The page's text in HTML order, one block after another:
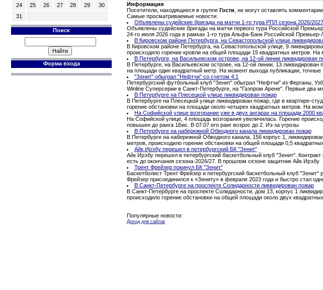
24
25 26 27 28 29
30
31
Поиск
Форма входа
Информация
Посетители, находящиеся в группе Гости , не могут оставлять
Самые просматриваемые новости:
Объявлены судейские бригады на матчи 1-го тура РПЛ сезона 2026/2027
Объявлены судейские бригады на матчи первого тура Российской
24-го июля 2026 года в рамках 1-го тура Альфа-Банк Российской Премьер-
В Кировском районе Петербурга, на Севастопольской улице
В Кировском районе Петербурга, на Севастопольской улице, 9
происходило горение кровли на общей площади 15 квадратных метров.
В Петербурге, на Васильевском острове, на 12-ой линии ликвидирован
В Петербурге, на Васильевском острове, на 12-ой линии, 13
на площади один квадратный метр. На момент выхода публикации, точные
"Зенит" обыграл "Нефтчи" со счетом 4:1
Петербургский футбольный клуб "Зенит" обыграл "Нефтчи" из Ферганы,
Winline Суперсерии в Санкт-Петербурге, на "Газпром Арене". Первые два
В Петербурге на Плесецкой улице ликвидирован пожар
В Петербурге на Плесецкой улице ликвидирован пожар, где в квартире-
горение обстановки на площади около четырех квадратных метров. На
На Софийской улице возгорание уже в двух ангарах на площади 2000
На Софийской улице, 4 площадь возгорания увеличилась. Горение
повышен до ранга 1Бис. В 07:07 его ранг возрос до 2. Из-за угрозы
В Петербурге на набережной Обводного канала ликвидирован пожар
В Петербурге на набережной Обводного канала, 156 корпус 1,
метров, происходило горение обстановки на общей площади 0,5
Айк Ирэбу перешел в петербургский БК "Зенит"
Айк Ирэбу перешел в петербургский баскетбольный клуб "Зенит".
есть до окончания сезона-2026/27. В прошлом сезоне защитник Айк Ирэбу
Трент Фрейзер покинул БК "Зенит"
Баскетболист Трент Фрейзер и петербургский баскетбольный клуб
Фрейзер присоединился к «Зениту» в феврале 2023 года и быстро стал
В Санкт-Петербурге на проспекте Солидарности ликвидирован пожар
В Санкт-Петербурге на проспекте Солидарности, дом 13, корпус 1
происходило горение обстановки на общей площади около двух
Популярные новости:
Доход для сайтов